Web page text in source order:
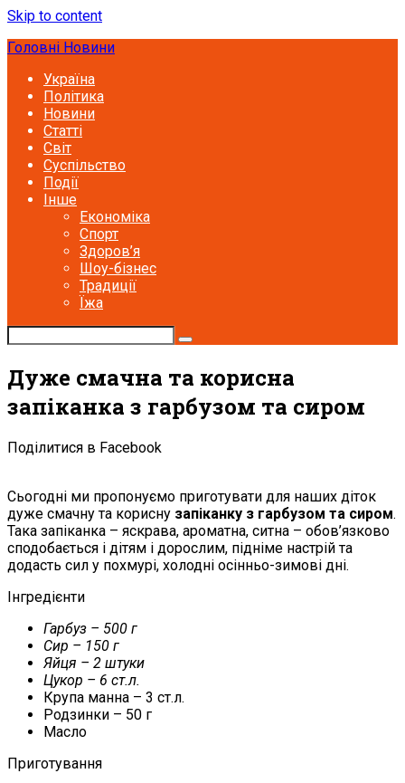
Skip to content
Головні Новини
Україна
Політика
Новини
Статті
Світ
Суспільство
Події
Інше
Економіка
Спорт
Здоров’я
Шоу-бізнес
Традиції
Їжа
Дуже смачна та корисна
запіканка з гарбузом та сиром
Поділитися в Facebook
Сьогодні ми пропонуємо приготувати для наших діток
дуже смачну та корисну запіканку з гарбузом та сиром.
Така запіканка – яскрава, ароматна, ситна – обов’язково
сподобається і дітям і дорослим, підніме настрій та
додасть сил у похмурі, холодні осінньо-зимові дні.
Інгредієнти
Гарбуз – 500 г
Сир – 150 г
Яйця – 2 штуки
Цукор – 6 ст.л.
Крупа манна – 3 ст.л.
Родзинки – 50 г
Масло
Приготування